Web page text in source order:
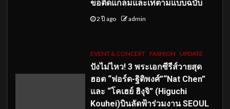
ขอติดแกลมและเท่ตามแบบฉบับ
2 ปี ago admin
EVENT & CONCERT FASHION UPDATE
ปังไม่ไหว! 3 พระเอกซีรีส์วายสุด
ฮอต “ฟอร์ด-ฐิติพงศ์”“Nat Chen”
และ “โคเฮย์ ฮิงุจิ” (Higuchi
Kouhei)บินลัดฟ้าร่วมงาน SEOUL